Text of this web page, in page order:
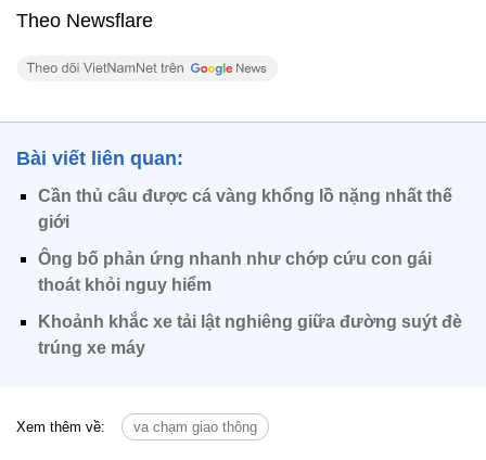
Theo Newsflare
Bài viết liên quan:
Cần thủ câu được cá vàng khổng lồ nặng nhất thế
giới
Ông bố phản ứng nhanh như chớp cứu con gái
thoát khỏi nguy hiểm
Khoảnh khắc xe tải lật nghiêng giữa đường suýt đè
trúng xe máy
Xem thêm về: va chạm giao thông